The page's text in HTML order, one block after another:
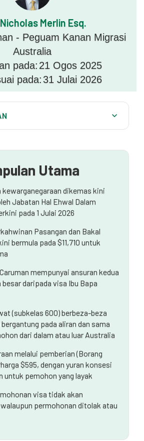
Nicholas Merlin Esq.
- Peguam Kanan Migrasi
Australia
pada: 21 Ogos 2025
pada: 31 Julai 2026
Bapa
600)
Sementara
dan Visa Tajaan Majikan
Lain
Utama
kewarganegaraan dikemas kini
Jabatan Hal Ehwal Dalam
pada 1 Julai 2026
Pasangan dan Bakal
bermula pada $11,710 untuk
mempunyai ansuran kedua
besar daripada visa Ibu Bapa
(subkelas 600) berbeza-beza
pada aliran dan sama
dari dalam atau luar Australia
melalui pemberian (Borang
$595, dengan yuran konsesi
untuk pemohon yang layak
visa tidak akan
permohonan ditolak atau